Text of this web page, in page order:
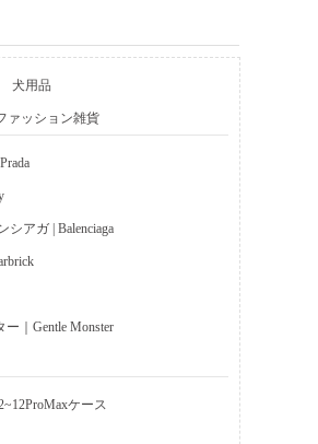
犬用品
ァッション雑貨
シアガ | Balenciaga
｜Gentle Monster
ケース